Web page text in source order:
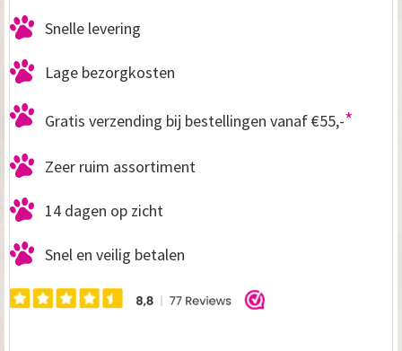
Snelle levering
Lage bezorgkosten
Gratis verzending bij bestellingen vanaf €55,-*
Zeer ruim assortiment
14 dagen op zicht
Snel en veilig betalen